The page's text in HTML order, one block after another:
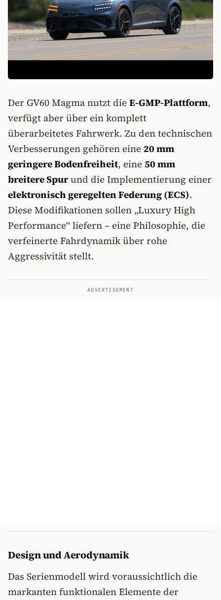
Der GV60 Magma nutzt dieE-GMP-Plattform,
verfügt aber über ein komplett
überarbeitetes Fahrwerk. Zu den technischen
Verbesserungen gehören eine 20 mm
geringere Bodenfreiheit, eine 50 mm
breitere Spurund die Implementierung einer
elektronisch geregelten Federung (ECS).
Diese Modifikationen sollen „Luxury High
Performance“ liefern – eine Philosophie, die
verfeinerte Fahrdynamik über rohe
Aggressivität stellt.
ADVERTISEMENT
Design und Aerodynamik
Das Serienmodell wird voraussichtlich die
markanten funktionalen Elemente der